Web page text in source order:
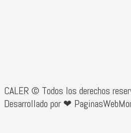
CALER © Todos los derechos
Desarrollado por ❤